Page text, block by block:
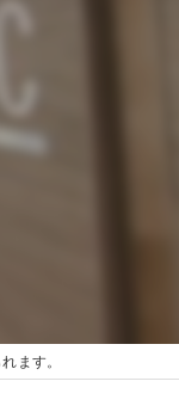
ます。